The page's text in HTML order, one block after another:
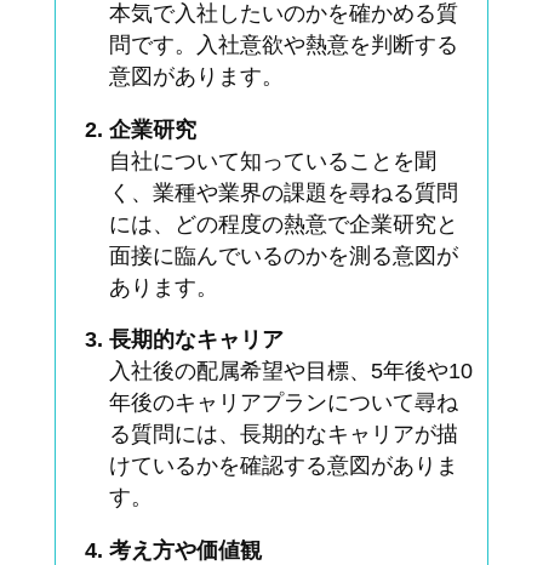
本気で入社したいのかを確かめる質
問です。入社意欲や熱意を判断する
意図があります。
企業研究
自社について知っていることを聞
く、業種や業界の課題を尋ねる質問
には、どの程度の熱意で企業研究と
面接に臨んでいるのかを測る意図が
あります。
長期的なキャリア
入社後の配属希望や目標、5年後や10
年後のキャリアプランについて尋ね
る質問には、長期的なキャリアが描
けているかを確認する意図がありま
す。
考え方や価値観